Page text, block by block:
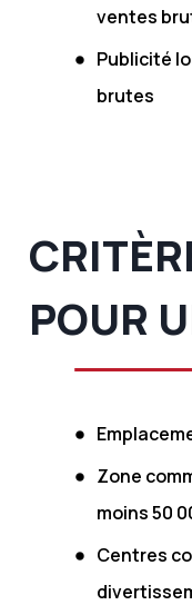
ventes
Publicité
brutes
POUR
Zone
moins 50
Centres